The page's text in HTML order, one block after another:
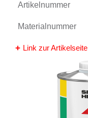
Artikelnummer
Materialnummer
Link zur Artikelseite